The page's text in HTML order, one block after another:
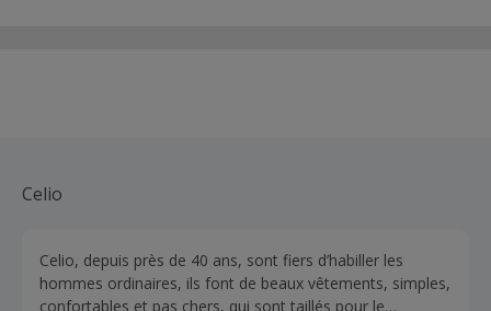
Celio
Celio, depuis près de 40 ans, sont fiers d’habiller les
hommes ordinaires, ils font de beaux vêtements, simples,
confortables et pas chers, qui sont taillés pour le